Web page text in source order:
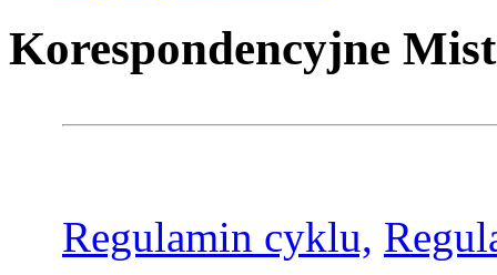
Korespondencyjne
Regulamin cyklu,